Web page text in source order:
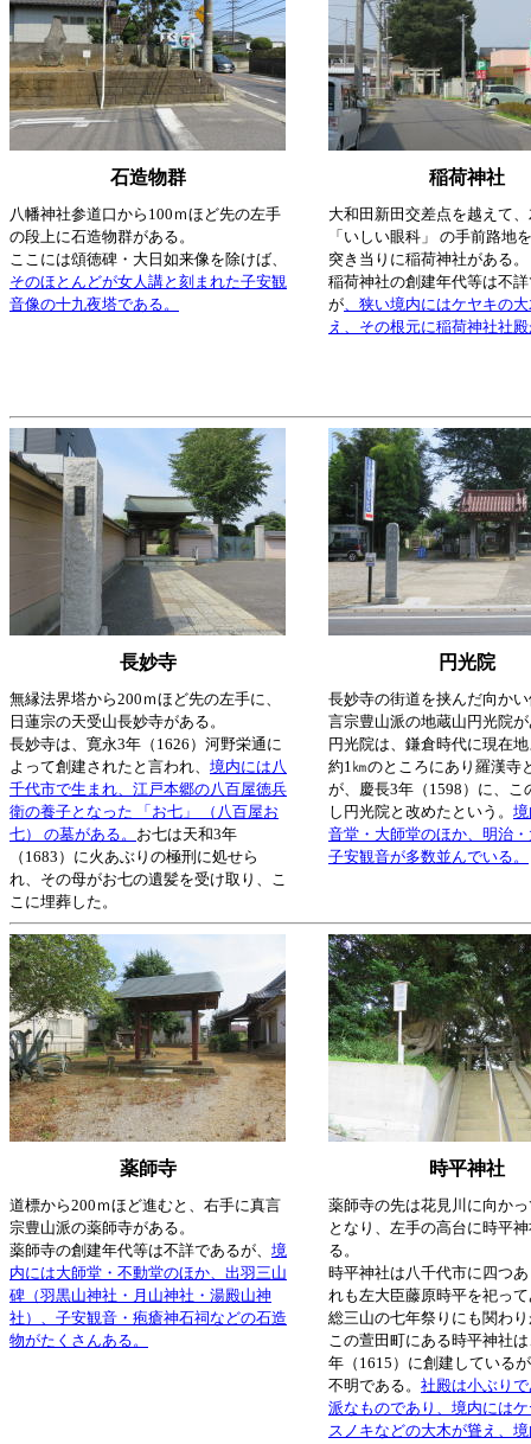
石造物群 稲荷神社
八幡神社参道口から100ｍほど先の左手
の段上に石造物群がある。
ここには頌徳碑・大日如来像を除けば、
そのほとんどが女人講と刻まれた子安観
音像の十九夜塔である。
大和田新田交差点を越えて
「いしい眼科」 の手前路地
突き当りに稲荷神社がある。
稲荷神社の創建年代等は不
が、狭い境内にはケヤキの
え、その根元に稲荷神社社
長妙寺 円光院
無縁法界塔から200ｍほど先の左手に、
日蓮宗の天受山長妙寺がある。
長妙寺は、寛永3年（1626）河野栄通に
よって創建されたと言われ、 境内には八
千代市で生まれ、江戸本郷の八百屋徳兵
衛の養子となった 「お七」 （八百屋お
七） の墓がある。 お七は天和3年
（1683）に火あぶりの極刑に処せら
れ、その母がお七の遺髪を受け取り、こ
こに埋葬した。
長妙寺の街道を挟んだ向か
言宗豊山派の地蔵山円光院
円光院は、鎌倉時代に現在
約1㎞のところにあり羅漢寺
が、慶長3年（1598）に、こ
し円光院と改めたという。
音堂・大師堂のほか、明治
子安観音が多数並んでいる。
薬師寺 時平神社
道標から200ｍほど進むと、右手に真言
宗豊山派の薬師寺がある。
薬師寺の創建年代等は不詳であるが、 境
内には大師堂・不動堂のほか、出羽三山
碑（羽黒山神社・月山神社・湯殿山神
社）、子安観音・疱瘡神石祠などの石造
物がたくさんある。
薬師寺の先は花見川に向か
となり、左手の高台に時平
る。
時平神社は八千代市に四つ
れも左大臣藤原時平を祀っ
総三山の七年祭りにも関わ
この萱田町にある時平神社
年（1615）に創建している
不明である。 社殿は小ぶり
派なものであり、境内には
スノキなどの大木が聳え、